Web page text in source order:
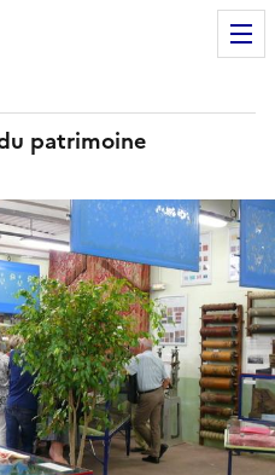
patrimoine